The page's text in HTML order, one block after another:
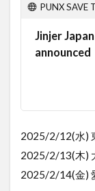
PUNX SAVE
Jinjer
announced
2025/2/12(水)
2025/2/13(木)
2025/2/14(金)